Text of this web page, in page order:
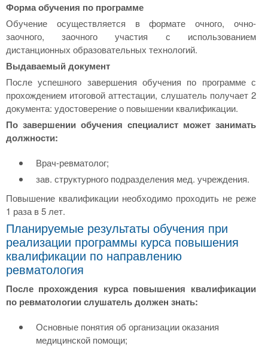
Форма обучения по программе
Обучение осуществляется в формате очного, очно-
заочного, заочного участия с использованием
дистанционных образовательных технологий.
Выдаваемый документ
После успешного завершения обучения по программе с
прохождением итоговой аттестации, слушатель получает 2
документа: удостоверение о повышении квалификации.
По завершении обучения специалист может занимать
должности:
Врач-ревматолог;
зав. структурного подразделения мед. учреждения.
Повышение квалификации необходимо проходить не реже
1 раза в 5 лет.
Планируемые результаты обучения при
реализации программы курса повышения
квалификации по направлению
ревматология
После прохождения курса повышения квалификации
по ревматологии слушатель должен знать:
Основные понятия об организации оказания
медицинской помощи;